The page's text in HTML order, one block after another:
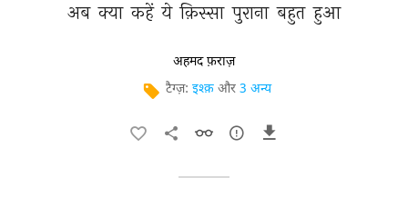
अब क्या कहें ये क़िस्सा पुराना बहुत हुआ
अहमद फ़राज़
टैग्ज़: इश्क़ और 3 अन्य